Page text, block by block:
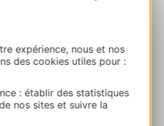
expérience, nous et nos
des cookies utiles pour :
: établir des statistiques
nos sites et suivre la
03